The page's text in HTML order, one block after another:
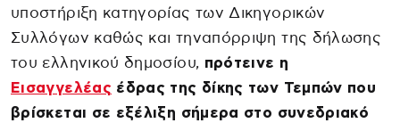
υποστήριξη κατηγορίας των Δικηγορικών
Συλλόγων καθώς και τηναπόρριψη της δήλωσης
του ελληνικού δημοσίου, πρότεινε η
Εισαγγελέαςέδρας της δίκης των Τεμπών που
βρίσκεται σε εξέλιξη σήμερα στο συνεδριακό